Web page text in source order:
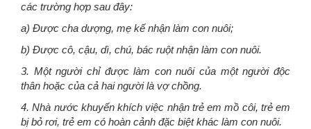
các trường hợp sau đây:
a) Được cha dượng, mẹ kế nhận làm con nuôi;
b) Được cô, cậu, dì, chú, bác ruột nhận làm con nuôi.
3. Một người chỉ được làm con nuôi của một người độc
thân hoặc của cả hai người là vợ chồng.
4. Nhà nước khuyến khích việc nhận trẻ em mồ côi, trẻ em
bị bỏ rơi, trẻ em có hoàn cảnh đặc biệt khác làm con nuôi.